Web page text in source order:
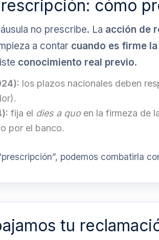
cómo
no prescribe. La acción de
a contar cuando es firme
conocimiento real previo.
los plazos nacionales deben
fija el dies a quoen la firmeza de
por el banco.
podemos combatirla
tu